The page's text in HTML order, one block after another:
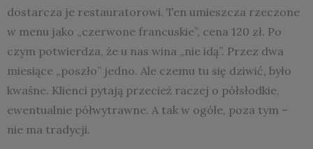
dostarcza je restauratorowi. Ten umieszcza rzeczone
w menu jako „czerwone francuskie”, cena 120 zł. Po
czym potwierdza, że u nas wina „nie idą”. Przez dwa
miesiące „poszło” jedno. Ale czemu tu się dziwić, było
kwaśne. Klienci pytają przecież raczej o półsłodkie,
ewentualnie półwytrawne. A tak w ogóle, poza tym –
nie ma tradycji.